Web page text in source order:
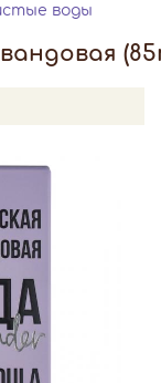
воды